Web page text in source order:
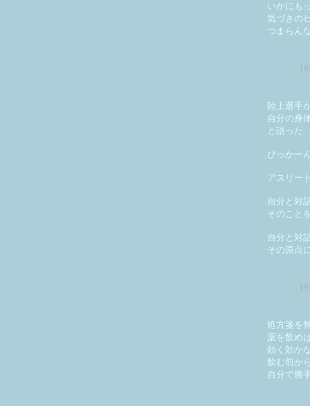
いかにも
気づきの
つまらん
陸上選手
自分の身
と語った
ぴっかー
アスリー
自分と対
そのこと
自分と対
その原点
処方箋を
薬を飲め
効く効か
飲む前か
自分で勝